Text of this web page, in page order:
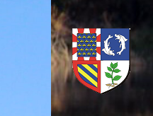
Skip to main content